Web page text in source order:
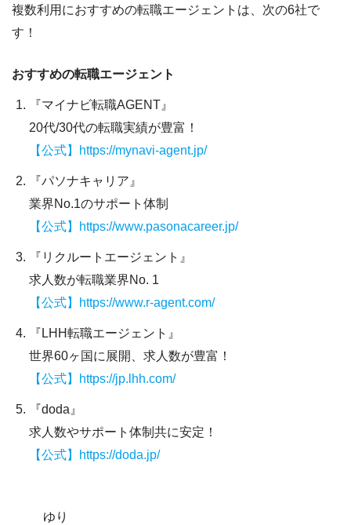
複数利用におすすめの転職エージェントは、次の6社で
す！
おすすめの転職エージェント
『マイナビ転職AGENT』
20代/30代の転職実績が豊富！
【公式】https://mynavi-agent.jp/
『パソナキャリア』
業界No.1のサポート体制
【公式】https://www.pasonacareer.jp/
『リクルートエージェント』
求人数が転職業界No. 1
【公式】https://www.r-agent.com/
『LHH転職エージェント』
世界60ヶ国に展開、求人数が豊富！
【公式】https://jp.lhh.com/
『doda』
求人数やサポート体制共に安定！
【公式】https://doda.jp/
ゆり